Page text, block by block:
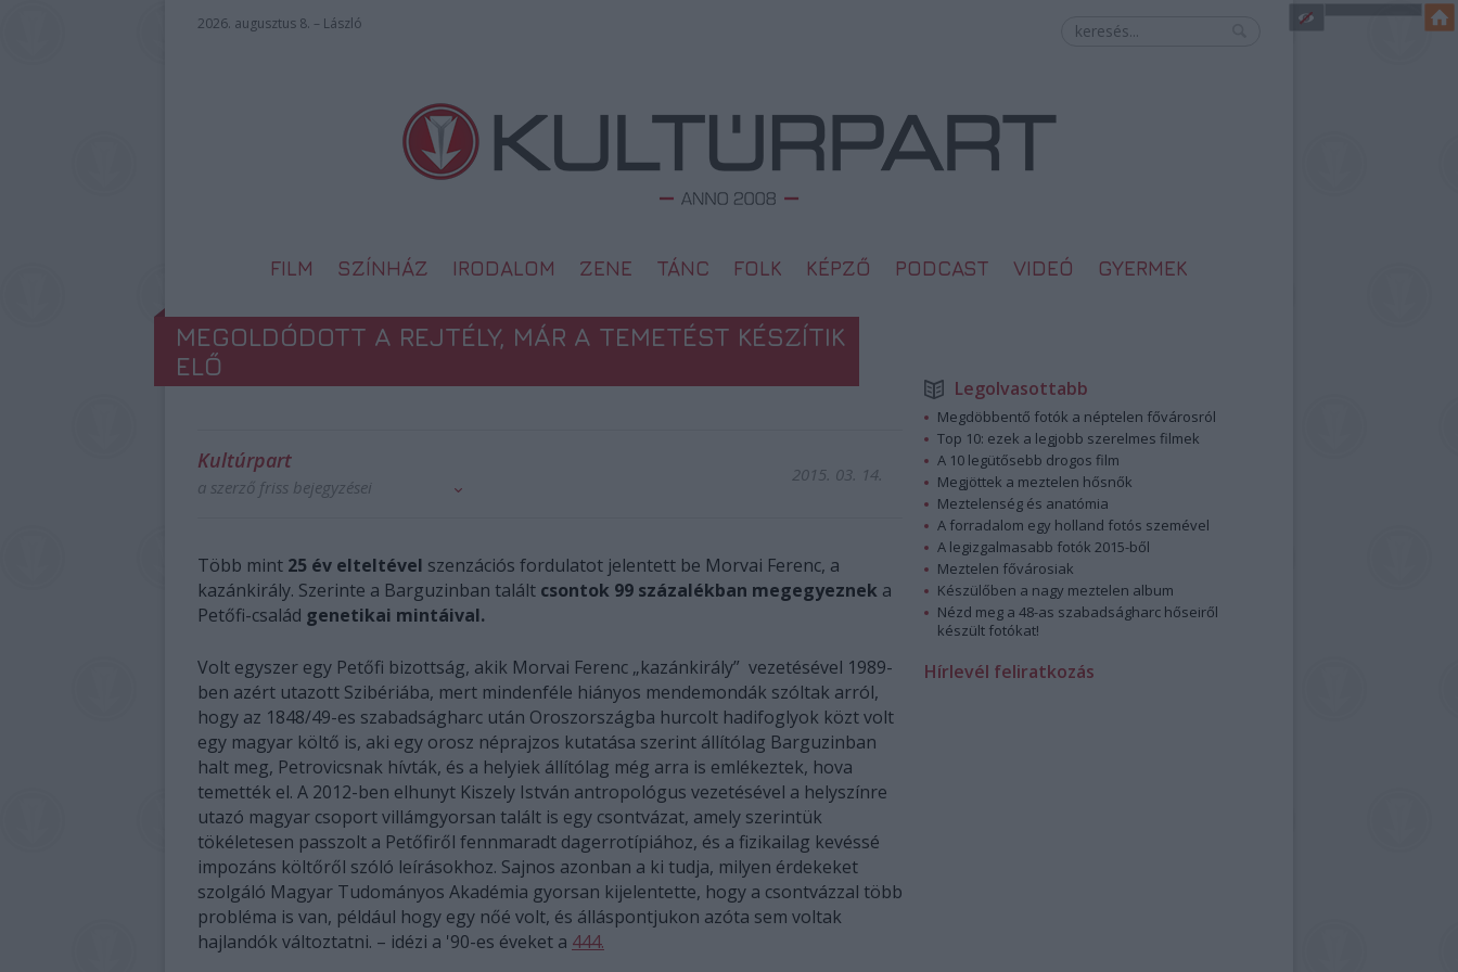
2026. augusztus 8. – László
FILM SZÍNHÁZ IRODALOM ZENE TÁNC FOLK KÉPZŐ PODCAST VIDEÓ GYERMEK
MEGOLDÓDOTT A REJTÉLY, MÁR A TEMETÉST KÉSZÍTIK
ELŐ
Kultúrpart
a szerző friss bejegyzései
2015. 03. 14.
Több mint 25 év elteltével szenzációs fordulatot jelentett be Morvai Ferenc, a
kazánkirály. Szerinte a Barguzinban talált csontok 99 százalékban megegyeznek a
Petőfi-család genetikai mintáival.
Volt egyszer egy Petőfi bizottság, akik Morvai Ferenc „kazánkirály” vezetésével 1989-
ben azért utazott Szibériába, mert mindenféle hiányos mendemondák szóltak arról,
hogy az 1848/49-es szabadságharc után Oroszországba hurcolt hadifoglyok közt volt
egy magyar költő is, aki egy orosz néprajzos kutatása szerint állítólag Barguzinban
halt meg, Petrovicsnak hívták, és a helyiek állítólag még arra is emlékeztek, hova
temették el. A 2012-ben elhunyt Kiszely István antropológus vezetésével a helyszínre
utazó magyar csoport villámgyorsan talált is egy csontvázat, amely szerintük
tökéletesen passzolt a Petőfiről fennmaradt dagerrotípiához, és a fizikailag kevéssé
impozáns költőről szóló leírásokhoz. Sajnos azonban a ki tudja, milyen érdekeket
szolgáló Magyar Tudományos Akadémia gyorsan kijelentette, hogy a csontvázzal több
probléma is van, például hogy egy nőé volt, és álláspontjukon azóta sem voltak
hajlandók változtatni. – idézi a '90-es éveket a 444.
Legolvasottabb
Megdöbbentő fotók a néptelen fővárosról
Top 10: ezek a legjobb szerelmes filmek
A 10 legütősebb drogos film
Megjöttek a meztelen hősnők
Meztelenség és anatómia
A forradalom egy holland fotós szemével
A legizgalmasabb fotók 2015-ből
Meztelen fővárosiak
Készülőben a nagy meztelen album
Nézd meg a 48-as szabadságharc hőseiről
készült fotókat!
Hírlevél feliratkozás